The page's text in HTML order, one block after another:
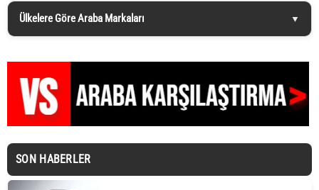
Ülkelere Göre Araba Markaları
SON HABERLER